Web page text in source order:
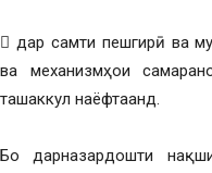
 дар самти пешгирӣ ва
ва механизмҳои
ташаккул наёфтаанд.
Бо дарназардошти